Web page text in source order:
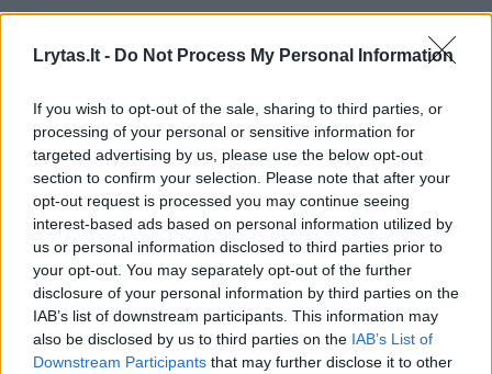
Lrytas.lt - Do Not Process My Personal Information
If you wish to opt-out of the sale, sharing to third parties, or
processing of your personal or sensitive information for
targeted advertising by us, please use the below opt-out
section to confirm your selection. Please note that after your
opt-out request is processed you may continue seeing
interest-based ads based on personal information utilized by
us or personal information disclosed to third parties prior to
your opt-out. You may separately opt-out of the further
disclosure of your personal information by third parties on the
IAB’s list of downstream participants. This information may
also be disclosed by us to third parties on the IAB’s List of
Downstream Participants that may further disclose it to other
Mokslinių atradimų pristatymai – nemokami.
Laikas: 18 val. Vieta: Energetikos ir technikos
muziejus, Rinktinės g. 2, Vilnius.
futurologija Kosmosas Rodyti daugiau žymių
Komentuoti po šiuo straipsniu